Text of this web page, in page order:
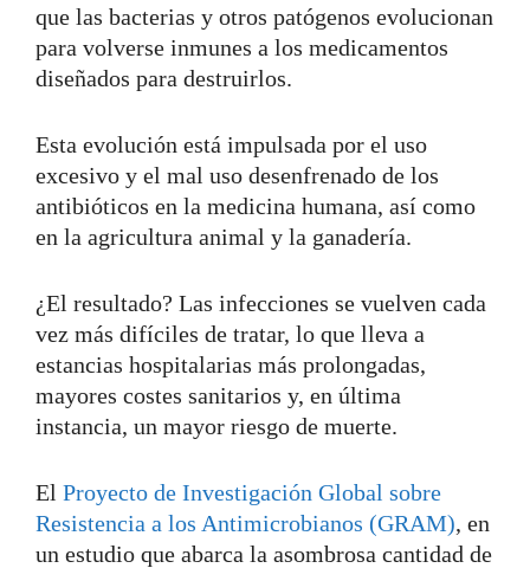
que las bacterias y otros patógenos evolucionan
para volverse inmunes a los medicamentos
diseñados para destruirlos.
Esta evolución está impulsada por el uso
excesivo y el mal uso desenfrenado de los
antibióticos en la medicina humana, así como
en la agricultura animal y la ganadería.
¿El resultado? Las infecciones se vuelven cada
vez más difíciles de tratar, lo que lleva a
estancias hospitalarias más prolongadas,
mayores costes sanitarios y, en última
instancia, un mayor riesgo de muerte.
El Proyecto de Investigación Global sobre
Resistencia a los Antimicrobianos (GRAM), en
un estudio que abarca la asombrosa cantidad de